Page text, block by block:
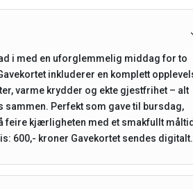
i med en uforglemmelig middag for to
inkluderer en komplett
varme krydder og ekte gjestfrihet – alt
sammen. Perfekt som gave til bursdag,
feire kjærligheten med et smakfullt
600,- kroner Gavekortet sendes digitalt.